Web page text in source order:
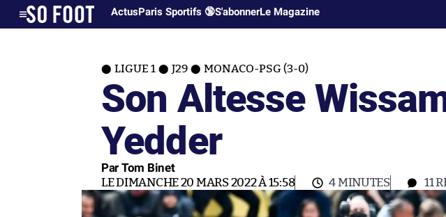
ActusParis Sportifs 🔞S'abonnerLe Magazine
LIGUE 1 J29 MONACO-PSG (3-0)
Son Altesse
Yedder
Par Tom Binet
LE DIMANCHE 20 MARS 2022 À 15:58 4 MINUTES 11